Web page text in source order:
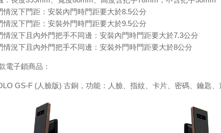
情況下門距：安裝內門時門距要大於8.5公分
情況下門距：安裝外門時門距要大於9.5公分
情況下且內外門把手不同邊：安裝內門時門距要大於7.3公分
情況下且內外門把手不同邊：安裝外門時門距要大於8公分
電子鎖商品：
GS-F (人臉版) 古銅，功能：人臉、指紋、卡片、密碼、鑰匙、